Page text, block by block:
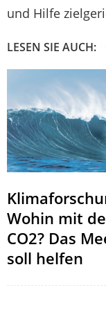
und Hilfe
LESEN SIE AUCH:
Wohin mit
CO2? Das
soll helfen